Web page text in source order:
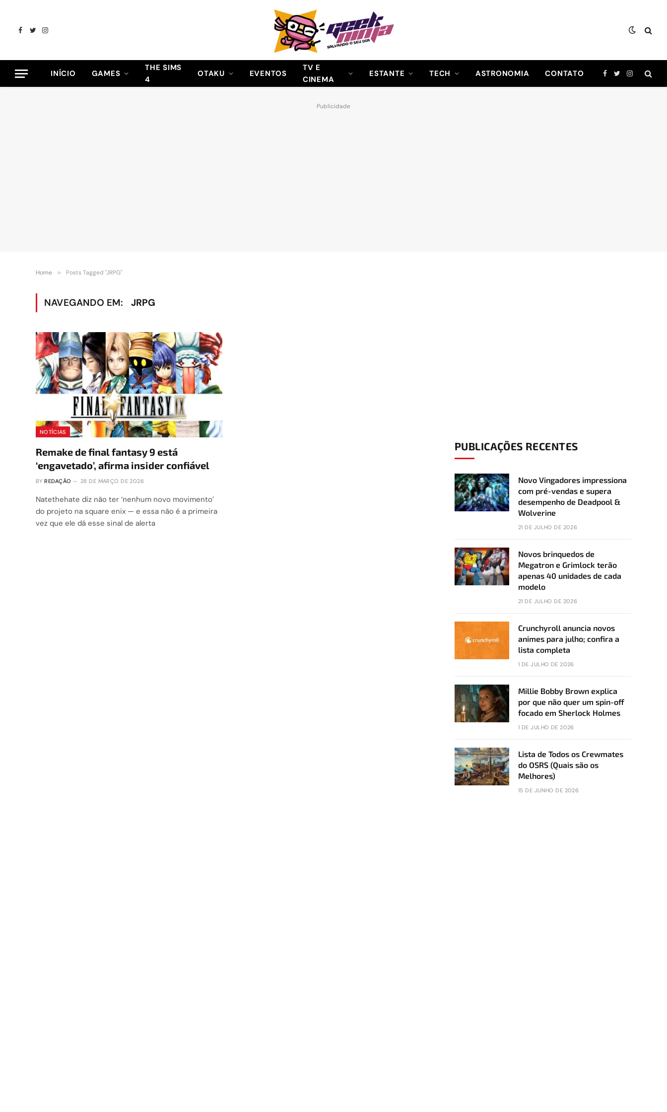
Facebook
TwitterInstagram
INÍCIO GAMES
THE SIMS
4
OTAKU EVENTOS
TV E
CINEMA
ESTANTE TECH ASTRONOMIA CONTATO Facebook
TwitterInstagram
Publicidade
Home » Posts Tagged "JRPG"
NAVEGANDO EM: JRPG
NOTÍCIAS
Remake de final fantasy 9 está
‘engavetado’, afirma insider confiável
BY REDAÇÃO 28 DE MARÇO DE 2026
Natethehate diz não ter ‘nenhum novo movimento’
do projeto na square enix — e essa não é a primeira
vez que ele dá esse sinal de alerta
PUBLICAÇÕES RECENTES
Novo Vingadores impressiona
com pré-vendas e supera
desempenho de Deadpool &
Wolverine
21 DE JULHO DE 2026
Novos brinquedos de
Megatron e Grimlock terão
apenas 40 unidades de cada
modelo
21 DE JULHO DE 2026
Crunchyroll anuncia novos
animes para julho; confira a
lista completa
1 DE JULHO DE 2026
Millie Bobby Brown explica
por que não quer um spin-off
focado em Sherlock Holmes
1 DE JULHO DE 2026
Lista de Todos os Crewmates
do OSRS (Quais são os
Melhores)
15 DE JUNHO DE 2026